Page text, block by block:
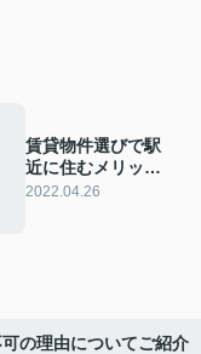
賃貸物件選びで駅
近に住むメリット
とは？注意点も併
2022.04.26
の理由についてご紹介